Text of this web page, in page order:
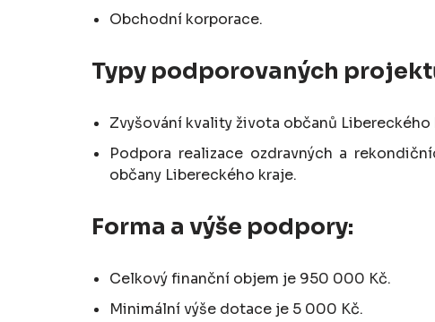
Obchodní korporace.
Typy podporovaných
Zvyšování kvality života občanů
Podpora realizace ozdravných a
občany Libereckého kraje.
Forma a výše podpory:
Celkový finanční objem je 950 000 Kč.
Minimální výše dotace je 5 000 Kč.